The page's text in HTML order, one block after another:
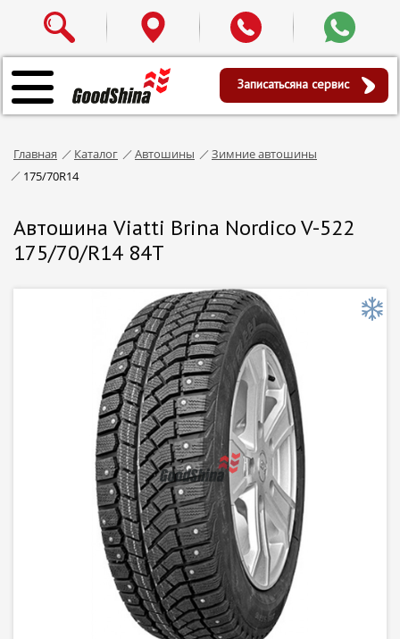
Записатьсяна сервис
Главная Каталог Автошины
Зимние автошины
175/70R14
Автошина Viatti Brina Nordico V-522
175/70/R14 84T